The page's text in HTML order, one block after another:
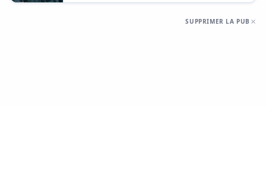
SUPPRIMER LA PUB